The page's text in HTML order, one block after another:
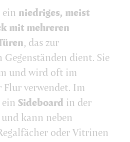
ein niedriges, meist
mit mehreren
, das zur
dient. Sie
und wird oft im
Flur verwendet. Im
ein Sideboard in der
und kann neben
oder Vitrinen